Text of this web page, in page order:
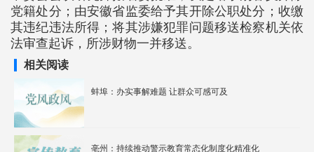
党籍处分；由安徽省监委给予其开除公职处分；收缴
其违纪违法所得；将其涉嫌犯罪问题移送检察机关依
法审查起诉，所涉财物一并移送。
相关阅读
蚌埠：办实事解难题 让群众可感可及
亳州：持续推动警示教育常态化制度化精准化